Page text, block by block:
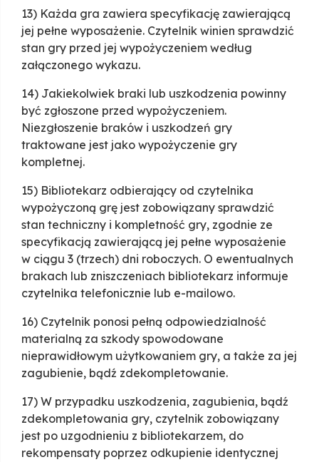
13) Każda gra zawiera specyfikację zawierającą
jej pełne wyposażenie. Czytelnik winien sprawdzić
stan gry przed jej wypożyczeniem według
załączonego wykazu.
14) Jakiekolwiek braki lub uszkodzenia powinny
być zgłoszone przed wypożyczeniem.
Niezgłoszenie braków i uszkodzeń gry
traktowane jest jako wypożyczenie gry
kompletnej.
15) Bibliotekarz odbierający od czytelnika
wypożyczoną grę jest zobowiązany sprawdzić
stan techniczny i kompletność gry, zgodnie ze
specyfikacją zawierającą jej pełne wyposażenie
w ciągu 3 (trzech) dni roboczych. O ewentualnych
brakach lub zniszczeniach bibliotekarz informuje
czytelnika telefonicznie lub e-mailowo.
16) Czytelnik ponosi pełną odpowiedzialność
materialną za szkody spowodowane
nieprawidłowym użytkowaniem gry, a także za jej
zagubienie, bądź zdekompletowanie.
17) W przypadku uszkodzenia, zagubienia, bądź
zdekompletowania gry, czytelnik zobowiązany
jest po uzgodnieniu z bibliotekarzem, do
rekompensaty poprzez odkupienie identycznej